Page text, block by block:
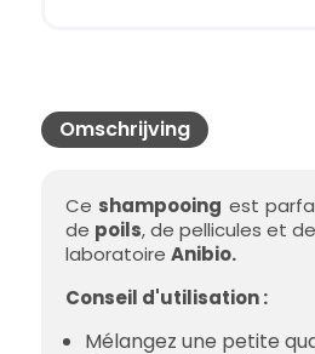
Omschrijving
Ce shampooing est
de poils, de pellicules et
laboratoire Anibio.
Conseil d'utilisation :
Mélangez une petite